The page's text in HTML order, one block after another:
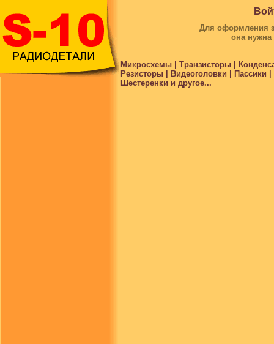
Для оформления
она
Микросхемы | Транзисторы |
Резисторы | Видеоголовки |
Шестеренки и другое...